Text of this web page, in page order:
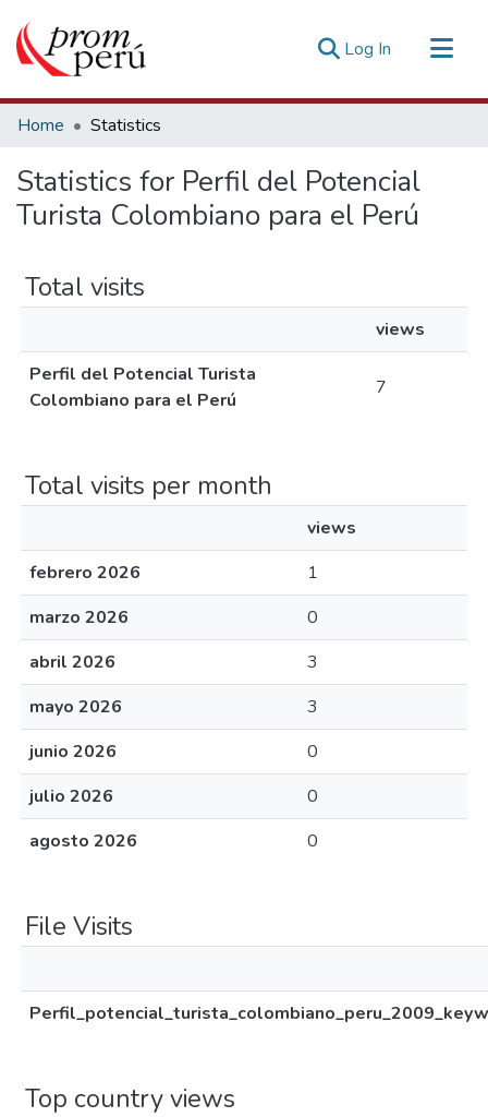
Log In (current)
Communities & Collections
Estadísticas Externas
Home Statistics
Statistics for Perfil del Potencial
Turista Colombiano para el Perú
Total visits
views
Perfil del Potencial Turista
Colombiano para el Perú
7
Total visits per month
views
febrero 2026
1
marzo 2026
0
abril 2026
3
mayo 2026
3
junio 2026
0
julio 2026
0
agosto 2026
0
File Visits
Top country views